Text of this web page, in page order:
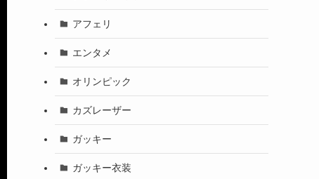
アフェリ
エンタメ
オリンピック
カズレーザー
ガッキー
ガッキー衣装